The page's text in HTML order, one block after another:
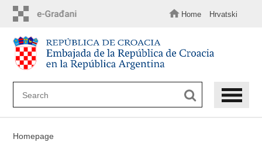
content
Home Hrvatski
Homepage